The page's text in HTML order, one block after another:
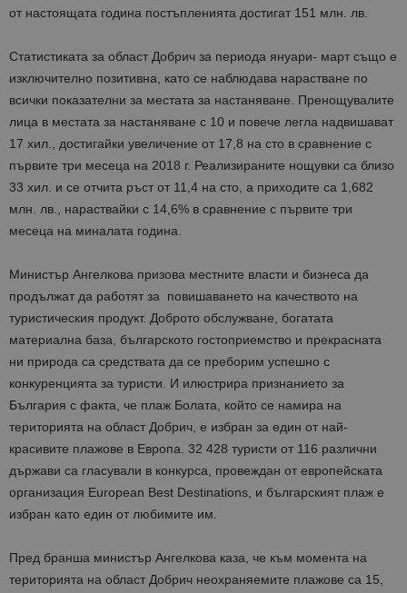
от настоящата година постъпленията достигат 151 млн. лв.
Статистиката за област Добрич за периода януари- март също е
изключително позитивна, като се наблюдава нарастване по
всички показателни за местата за настаняване. Пренощувалите
лица в местата за настаняване с 10 и повече легла надвишават
17 хил., достигайки увеличение от 17,8 на сто в сравнение с
първите три месеца на 2018 г. Реализираните нощувки са близо
33 хил. и се отчита ръст от 11,4 на сто, а приходите са 1,682
млн. лв., нараствайки с 14,6% в сравнение с първите три
месеца на миналата година.
Министър Ангелкова призова местните власти и бизнеса да
продължат да работят за повишаването на качеството на
туристическия продукт. Доброто обслужване, богатата
материална база, българското гостоприемство и прекрасната
ни природа са средствата да се преборим успешно с
конкуренцията за туристи. И илюстрира признанието за
България с факта, че плаж Болата, който се намира на
територията на област Добрич, е избран за един от най-
красивите плажове в Европа. 32 428 туристи от 116 различни
държави са гласували в конкурса, провеждан от европейската
организация European Best Destinations, и българският плаж е
избран като един от любимите им.
Пред бранша министър Ангелкова каза, че към момента на
територията на област Добрич неохраняемите плажове са 15,